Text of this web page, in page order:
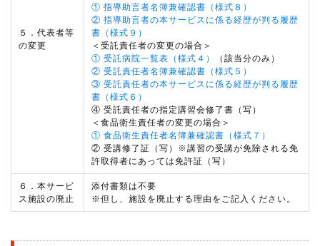
５．代表者等
の変更
① 指導助言者名簿兼確認書（様式８）
② 指導助言者の本サービスに係る経歴が判る履歴
書（様式９）
＜受託責任者の変更の場合＞
① 受託病院一覧表（様式４）
（該当分のみ）
② 受託責任者名簿兼確認書（様式５）
③ 受託責任者の本サービスに係る経歴が判る履歴
書（様式６）
④ 受託責任者の指定講習会修了書（写）
＜食品衛生責任者の変更の場合＞
① 食品衛生責任者名簿兼確認書（様式７）
② 受講修了証（写）※講習の受講が免除される免
許取得者にあっては免許証（写）
６．本サービ
ス施設の廃止
添付書類は不要
※但し、施設を廃止する理由をご記入ください。